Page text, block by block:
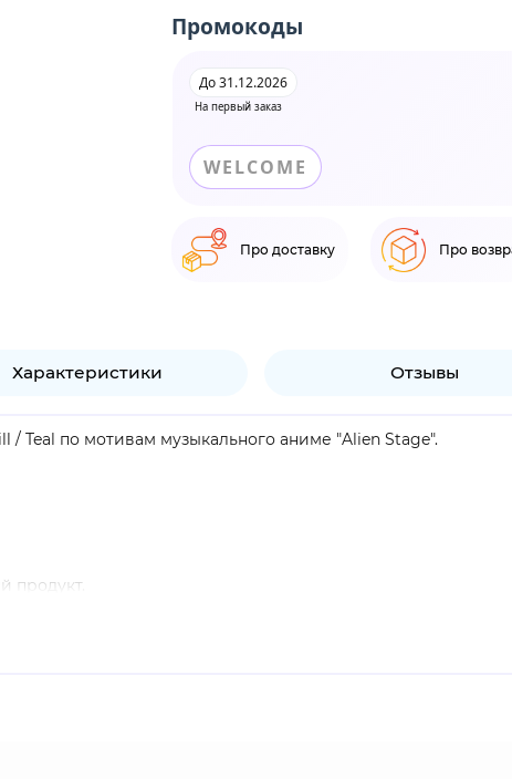
Промокоды
На первый заказ
До 31.12.2026
WELCOME
Про доставку Про
Характеристики Отзывы
Teal по мотивам музыкального аниме "Alien Stage".
продукт.
с невероятным вокальным талантом. Часто выглядит